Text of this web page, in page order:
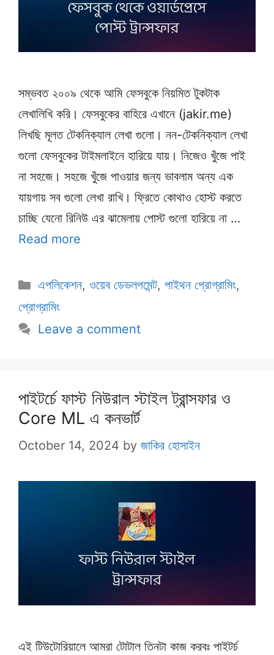
সম্ভবত ২০০৯ থেকে আমি ফেসবুকে নিয়মিত টুকটাক
লেখালিখি করি। ফেসবুকের বাহিরে এখানে (jakir.me)
লিখছি মূলত টেকনিক্যাল লেখা গুলো। নন-টেকনিক্যাল লেখা
গুলো ফেসবুকের টাইমলাইনে হারিয়ে যায়। নিজেও খুঁজে পাই
না সহজে। সহজে খুঁজে পাওয়ার জন্য ভাবলাম অন্য এক
যায়গায় সব গুলো লেখা রাখি। ফ্রিতে কোথাও হোস্ট করতে
চাচ্ছি যেনো রিনিউ এর ঝামেলায় পোস্ট গুলো হারিয়ে না …
Read more
Categories
এপলিকেশন, ওয়েব ডেভলপমেন্ট, পাইথন প্রোগ্রামিং,
প্রোগ্রামিং
Leave a comment
পাইটর্চে ফাস্ট নিউরাল স্টাইল ট্রান্সফার ও
Core ML এ কনভার্ট
October 14, 2024 by জাকির হোসাইন
এই টিউটোরিয়ালে আমরা টোটাল তিনটা কাজ করবঃ পাইটর্চ